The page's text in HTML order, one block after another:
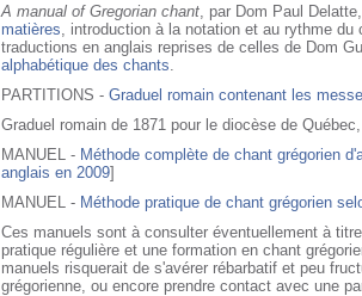
A manual of Gregorian chant , par Dom Paul
matières , introduction à la notation et au rythme
traductions en anglais reprises de celles de Dom
alphabétique des chants
PARTITIONS - Graduel romain contenant les
Graduel romain de 1871 pour le diocèse de
MANUEL - Méthode complète de chant grégorien
anglais en 2009]
MANUEL - Méthode pratique de chant grégorien
Ces manuels sont à consulter éventuellement à
pratique régulière et une formation en chant
manuels risquerait de s'avérer rébarbatif et peu
grégorienne, ou encore prendre contact avec une